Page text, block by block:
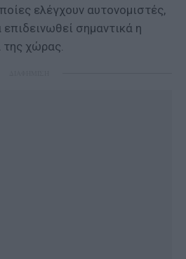
ελέγχουν αυτονομιστές,
σημαντικά η
της χώρας.